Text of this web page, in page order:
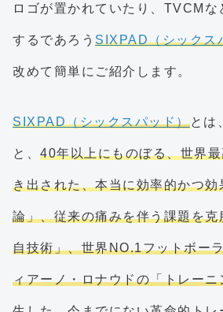
ロゴが置かれていたり、TVCMな
するであろう SIXPAD（シックス
改めて簡単にご紹介します。
SIXPAD（シックスパッド）とは
と、 40年以上にものぼる、世界
き出された、本当に効率的かつ
論」、従来の痛みを伴う課題を
自技術」、世界NO.1フットボー
ィアーノ・ロナウドの「トレー